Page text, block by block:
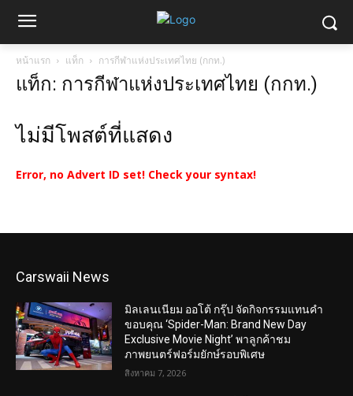
หน้าแรก แท็ก การกีฬาแห่งประเทศไทย (กกท.)
แท็ก: การกีฬาแห่งประเทศไทย (กกท.)
ไม่มีโพสต์ที่แสดง
Error, no Advert ID set! Check your syntax!
Carswaii News
มิลเลนเนียม ออโต้ กรุ๊ป จัดกิจกรรมแทนคำ
ขอบคุณ ‘Spider-Man: Brand New Day
Exclusive Movie Night’ พาลูกค้าชม
ภาพยนตร์ฟอร์มยักษ์รอบพิเศษ
สิงหาคม 7, 2026